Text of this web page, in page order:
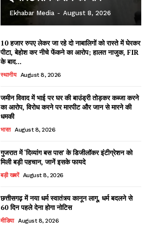
Ekhabar Media - August 8, 2026
10 हजार रुपए लेकर जा रहे दो नाबालिगों को रास्ते में घेरकर
पीटा, बेहोश कर नीचे फेंकने का आरोप; हालत नाजुक, FIR
के बाद...
स्थानीय August 8, 2026
जमीन विवाद में भाई पर घर की बाउंड्री तोड़कर कब्जा करने
का आरोप, विरोध करने पर मारपीट और जान से मारने की
धमकी
भारत August 8, 2026
गुजरात में ‘दिव्यांग बस पास’ के डिजीलॉकर इंटीग्रेशन को
मिली बड़ी पहचान, जानें इसके फायदे
बड़ी खबरें August 8, 2026
छत्तीसगढ़ में नया धर्म स्वातंत्र्य कानून लागू, धर्म बदलने से
60 दिन पहले देना होगा नोटिस
मीडिया August 8, 2026